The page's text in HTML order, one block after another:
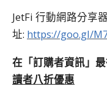
JetFi 行動網路分享器
址: https://goo.gl/
在「訂購者資訊」
讀者八折優惠